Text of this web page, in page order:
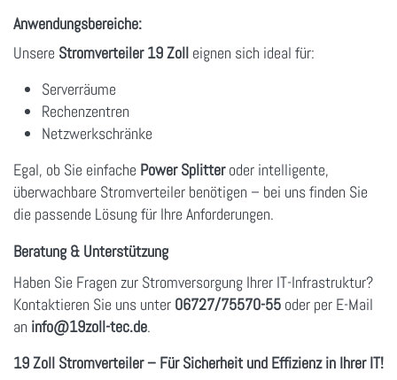
Anwendungsbereiche:
Unsere Stromverteiler 19 Zoll eignen sich ideal für:
Serverräume
Rechenzentren
Netzwerkschränke
Egal, ob Sie einfache Power Splitteroder intelligente,
überwachbare Stromverteiler benötigen – bei uns finden Sie
die passende Lösung für Ihre Anforderungen.
Beratung & Unterstützung
Haben Sie Fragen zur Stromversorgung Ihrer IT-Infrastruktur?
Kontaktieren Sie uns unter 06727/75570-55 oder per E-Mail
an info@19zoll-tec.de.
19 Zoll Stromverteiler – Für Sicherheit und Effizienz in Ihrer IT!